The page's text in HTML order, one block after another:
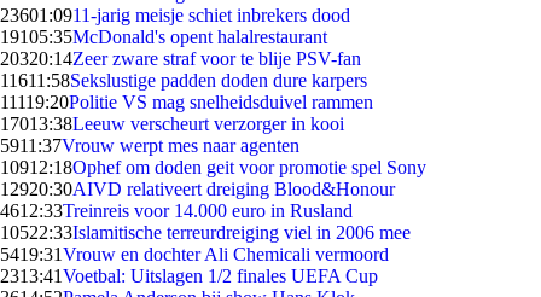
23601:0911-jarig meisje schiet inbrekers dood
19105:35McDonald's opent halalrestaurant
20320:14Zeer zware straf voor te blije PSV-fan
11611:58Sekslustige padden doden dure karpers
11119:20Politie VS mag snelheidsduivel rammen
17013:38Leeuw verscheurt verzorger in kooi
5911:37Vrouw werpt mes naar agenten
10912:18Ophef om doden geit voor promotie spel Sony
12920:30AIVD relativeert dreiging Blood&Honour
4612:33Treinreis voor 14.000 euro in Rusland
10522:33Islamitische terreurdreiging viel in 2006 mee
5419:31Vrouw en dochter Ali Chemicali vermoord
2313:41Voetbal: Uitslagen 1/2 finales UEFA Cup